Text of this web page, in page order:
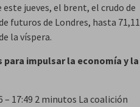
este jueves, el brent, el crudo de
futuros de Londres, hasta 71,11
la víspera.
impulsar la economía y la
17:49 2 minutos La coalición